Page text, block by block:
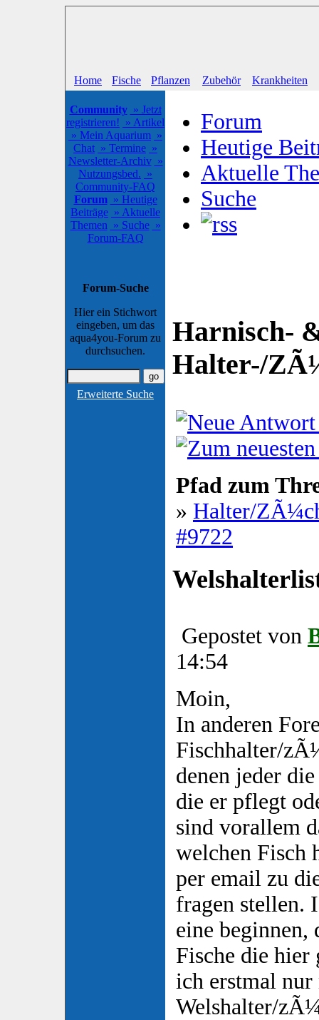
Home Fische Pflanzen Zubehör Krankheiten
Community » Jetzt
registrieren! » Artikel
» Mein Aquarium »
Chat » Termine »
Newsletter-Archiv »
Nutzungsbed. »
Community-FAQ
Forum » Heutige
Beiträge » Aktuelle
Themen » Suche »
Forum-FAQ
Forum-Suche
Hier ein Stichwort
eingeben, um das
aqua4you-Forum zu
durchsuchen.
Erweiterte Suche
Forum
Heutige
Aktuelle
Suche
Harnisch-
Halter-/
Pfad zum
» Halter/
#9722
Gepostet von
14:54
Moin,
In anderen
Fischhalter/
denen jeder
die er pflegt
sind vorallem
welchen Fisch
per email zu
fragen stellen.
eine beginnen,
Fische die
ich erstmal
Welshalter/